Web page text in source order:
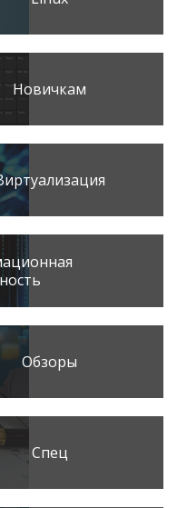
Новичкам
Обзоры
Спец